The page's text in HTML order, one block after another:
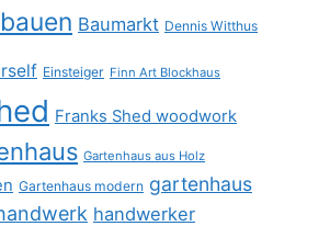
bauen Baumarkt Dennis Witthus
Einsteiger Finn Art Blockhaus
Franks Shed woodwork
Gartenhaus aus Holz
Gartenhaus modern gartenhaus
handwerker